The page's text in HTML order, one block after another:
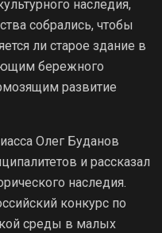
наследия,
собрались, чтобы
ли старое здание в
бережного
развитие
Олег Буданов
и рассказал
наследия.
конкурс по
среды в малых